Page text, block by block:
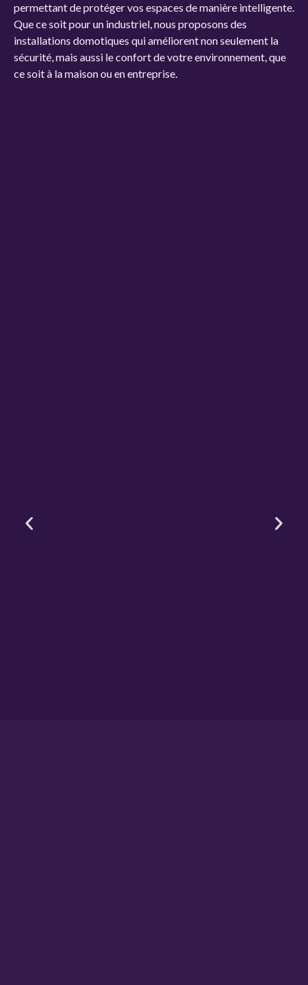
permettant de protéger vos espaces de manière intelligente.
Que ce soit pour un industriel, nous proposons des
installations domotiques qui améliorent non seulement la
sécurité, mais aussi le confort de votre environnement, que
ce soit à la maison ou en entreprise.